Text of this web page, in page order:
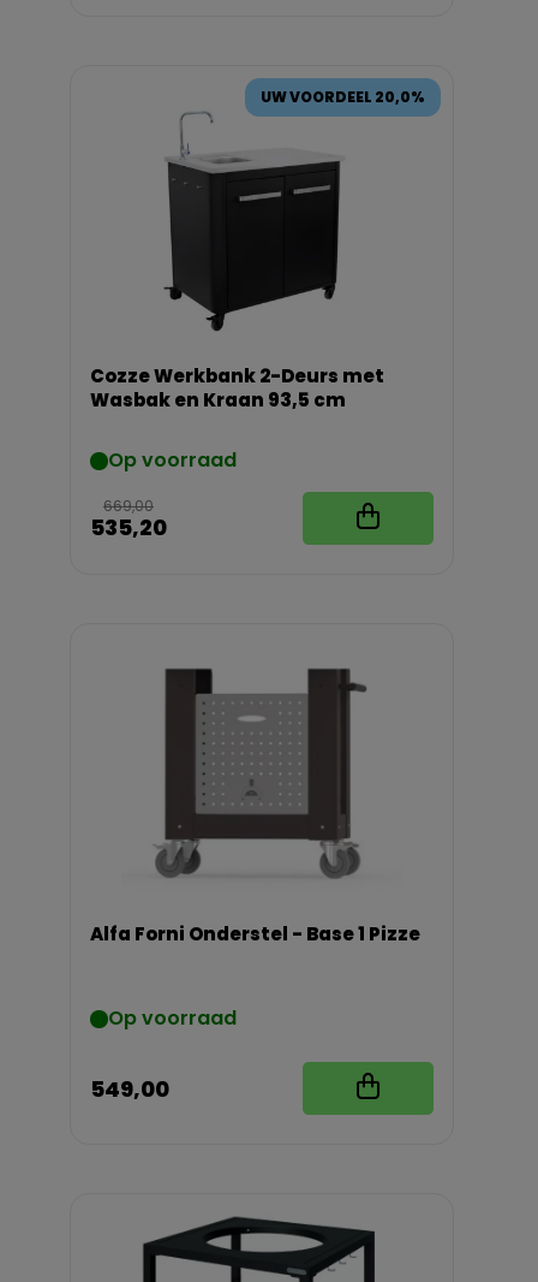
UW VOORDEEL 20,0%
Cozze Werkbank 2-Deurs met
Wasbak en Kraan 93,5 cm
Op voorraad
669,00
535,20
Alfa Forni Onderstel - Base 1 Pizze
Op voorraad
549,00